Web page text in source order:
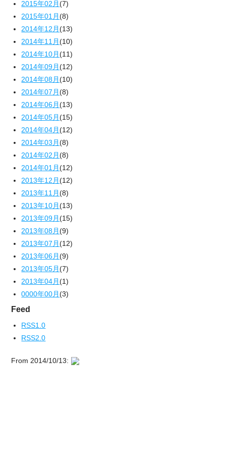
2015年02月(7)
2015年01月(8)
2014年12月(13)
2014年11月(10)
2014年10月(11)
2014年09月(12)
2014年08月(10)
2014年07月(8)
2014年06月(13)
2014年05月(15)
2014年04月(12)
2014年03月(8)
2014年02月(8)
2014年01月(12)
2013年12月(12)
2013年11月(8)
2013年10月(13)
2013年09月(15)
2013年08月(9)
2013年07月(12)
2013年06月(9)
2013年05月(7)
2013年04月(1)
0000年00月(3)
Feed
RSS1.0
RSS2.0
From 2014/10/13: